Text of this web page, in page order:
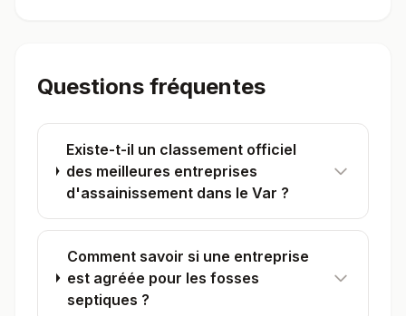
Questions fréquentes
Existe-t-il un classement officiel
des meilleures entreprises
d'assainissement dans le Var ?
Comment savoir si une entreprise
est agréée pour les fosses
septiques ?